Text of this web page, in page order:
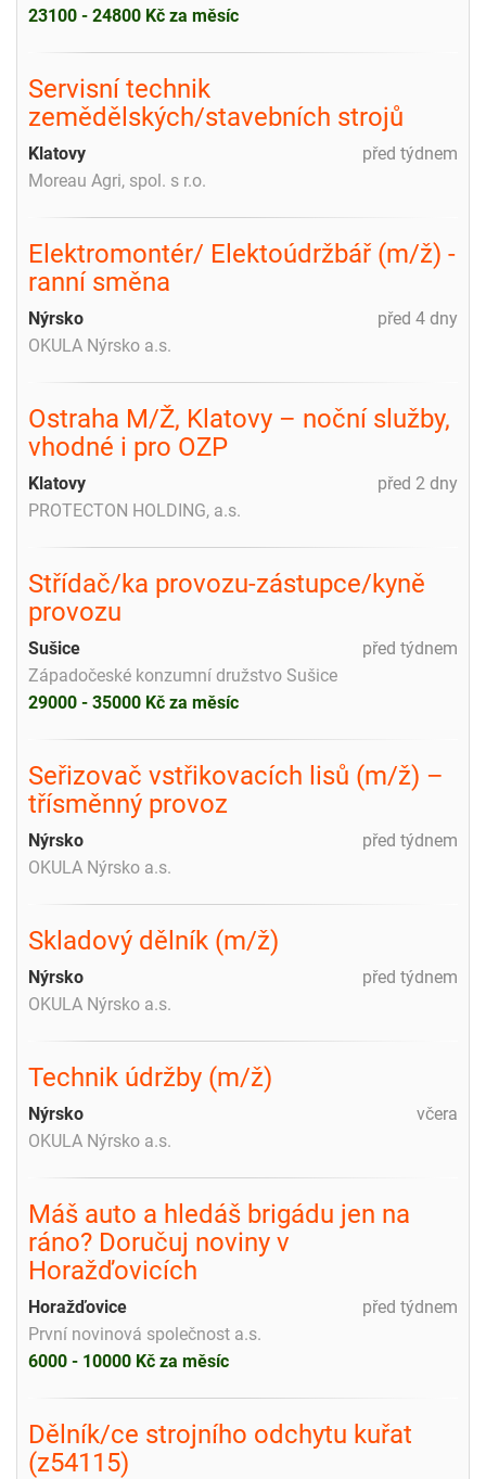
23100 - 24800 Kč za měsíc
Servisní technik
zemědělských/stavebních strojů
před týdnem
Klatovy
Moreau Agri, spol. s r.o.
Elektromontér/ Elektoúdržbář (m/ž) -
ranní směna
před 4 dny
Nýrsko
OKULA Nýrsko a.s.
Ostraha M/Ž, Klatovy – noční služby,
vhodné i pro OZP
před 2 dny
Klatovy
PROTECTON HOLDING, a.s.
Střídač/ka provozu-zástupce/kyně
provozu
před týdnem
Sušice
Západočeské konzumní družstvo Sušice
29000 - 35000 Kč za měsíc
Seřizovač vstřikovacích lisů (m/ž) –
třísměnný provoz
před týdnem
Nýrsko
OKULA Nýrsko a.s.
Skladový dělník (m/ž)
před týdnem
Nýrsko
OKULA Nýrsko a.s.
Technik údržby (m/ž)
včera
Nýrsko
OKULA Nýrsko a.s.
Máš auto a hledáš brigádu jen na
ráno? Doručuj noviny v
Horažďovicích
před týdnem
Horažďovice
První novinová společnost a.s.
6000 - 10000 Kč za měsíc
Dělník/ce strojního odchytu kuřat
(z54115)